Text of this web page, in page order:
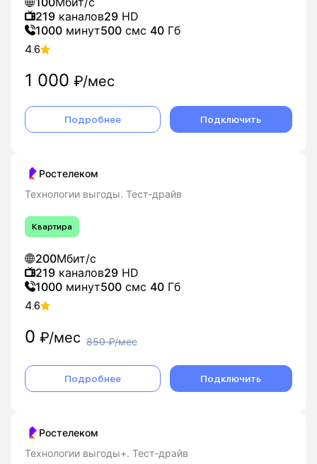
219 каналов29 HD
1000 минут500 смс 40 Гб
4.6
1 000 ₽/мес
Подробнее Подключить
Ростелеком
Технологии выгоды. Тест-драйв
Квартира
200Мбит/с
219 каналов29 HD
1000 минут500 смс 40 Гб
4.6
0 ₽/мес 850₽/мес
Подробнее Подключить
Ростелеком
Технологии выгоды+. Тест-драйв